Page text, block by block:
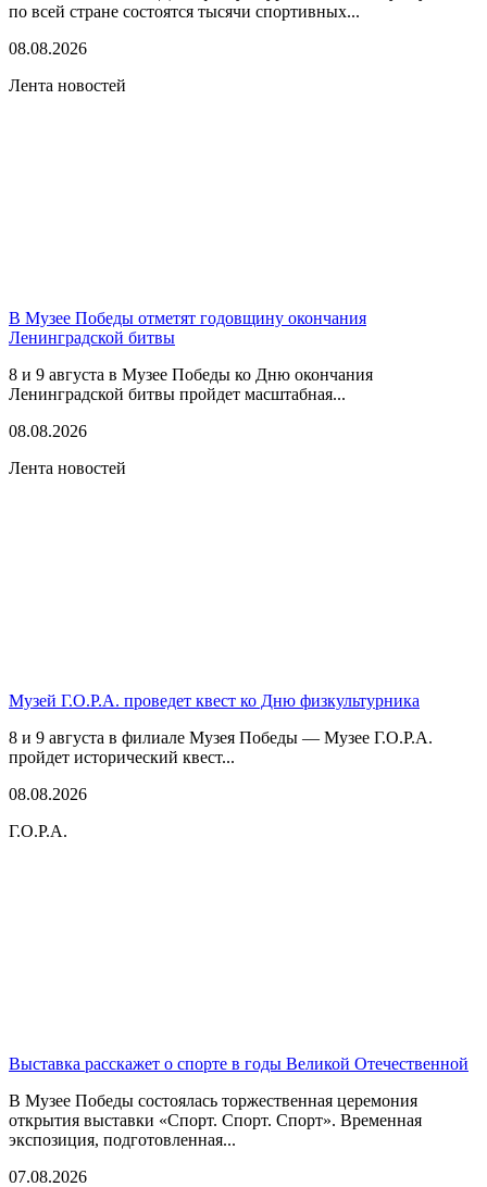
по всей стране состоятся тысячи спортивных...
08.08.2026
Лента новостей
В Музее Победы отметят годовщину окончания
Ленинградской битвы
8 и 9 августа в Музее Победы ко Дню окончания
Ленинградской битвы пройдет масштабная...
08.08.2026
Лента новостей
Музей Г.О.Р.А. проведет квест ко Дню физкультурника
8 и 9 августа в филиале Музея Победы — Музее Г.О.Р.А.
пройдет исторический квест...
08.08.2026
Г.О.Р.А.
Выставка расскажет о спорте в годы Великой Отечественной
В Музее Победы состоялась торжественная церемония
открытия выставки «Спорт. Спорт. Спорт». Временная
экспозиция, подготовленная...
07.08.2026